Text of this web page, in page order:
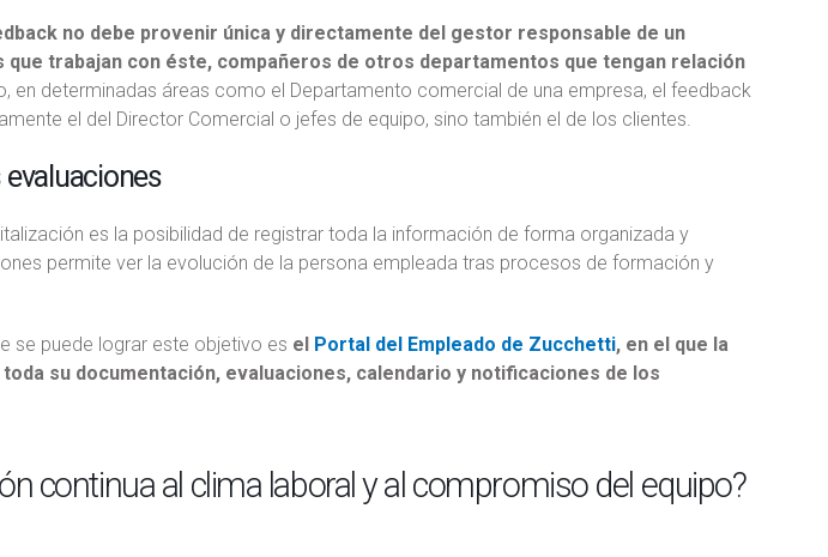
no debe provenir única y directamente del gestor responsable de un
que trabajan con éste, compañeros de otros departamentos que tengan relación
en determinadas áreas como el Departamento comercial de una empresa, el feedback
el del Director Comercial o jefes de equipo, sino también el de los clientes.
evaluaciones
es la posibilidad de registrar toda la información de forma organizada y
permite ver la evolución de la persona empleada tras procesos de formación y
se puede lograr este objetivo es el Portal del Empleado de Zucchetti, en el que la
su documentación, evaluaciones, calendario y notificaciones de los
continua al clima laboral y al compromiso del equipo?